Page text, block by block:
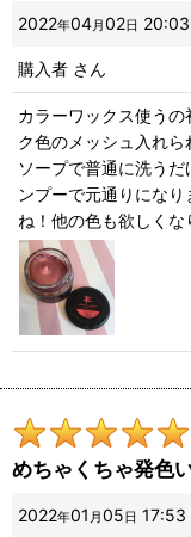
2022年04月 02日 20:03
購入者 さん
カラーワックス使う
ク色のメッシュ入れ
ソープで普通に洗う
ンプーで元通りにな
ね！他の色も欲しくな
めちゃくちゃ発色
2022年01 月 05 日 17:53